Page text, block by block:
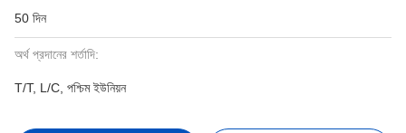
50 দিন
অর্থ প্রদানের শর্তাদি:
T/T, L/C, পশ্চিম ইউনিয়ন